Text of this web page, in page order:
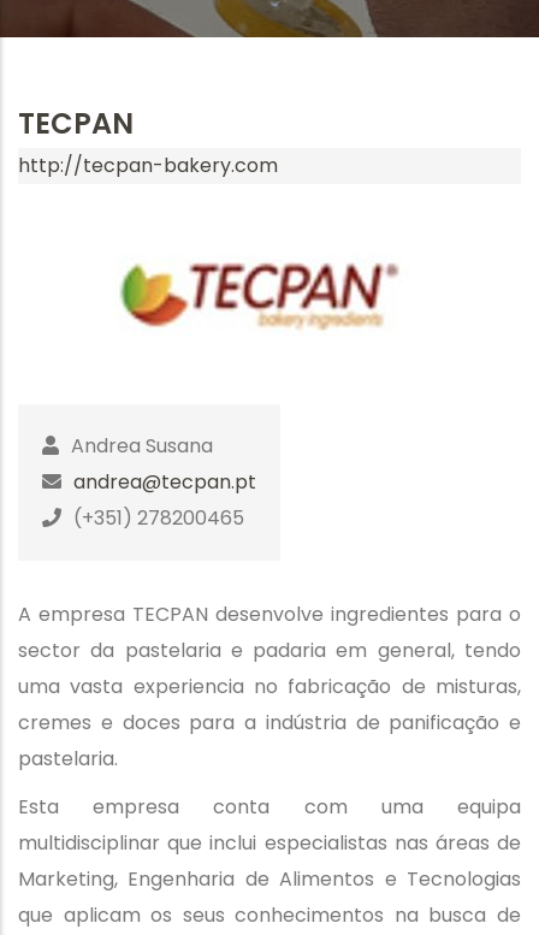
TECPAN
http://tecpan-bakery.com
Andrea Susana
andrea@tecpan.pt
(+351) 278200465
A empresa TECPAN desenvolve ingredientes para o
sector da pastelaria e padaria em general, tendo
uma vasta experiencia no fabricação de misturas,
cremes e doces para a indústria de panificação e
pastelaria.
Esta empresa conta com uma equipa
multidisciplinar que inclui especialistas nas áreas de
Marketing, Engenharia de Alimentos e Tecnologias
que aplicam os seus conhecimentos na busca de